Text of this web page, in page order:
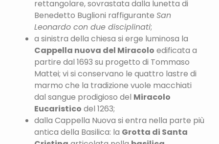
rettangolare, sovrastata dalla lunetta di
Benedetto Buglioni raffigurante San
Leonardo con due disciplinati;
a sinistra della chiesa si erge luminosa la
Cappella nuova del Miracolo edificata a
partire dal 1693 su progetto di Tommaso
Mattei; vi si conservano le quattro lastre di
marmo che la tradizione vuole macchiati
dal sangue prodigioso del Miracolo
Eucaristico del 1263;
dalla Cappella Nuova si entra nella parte più
antica della Basilica: la Grotta di Santa